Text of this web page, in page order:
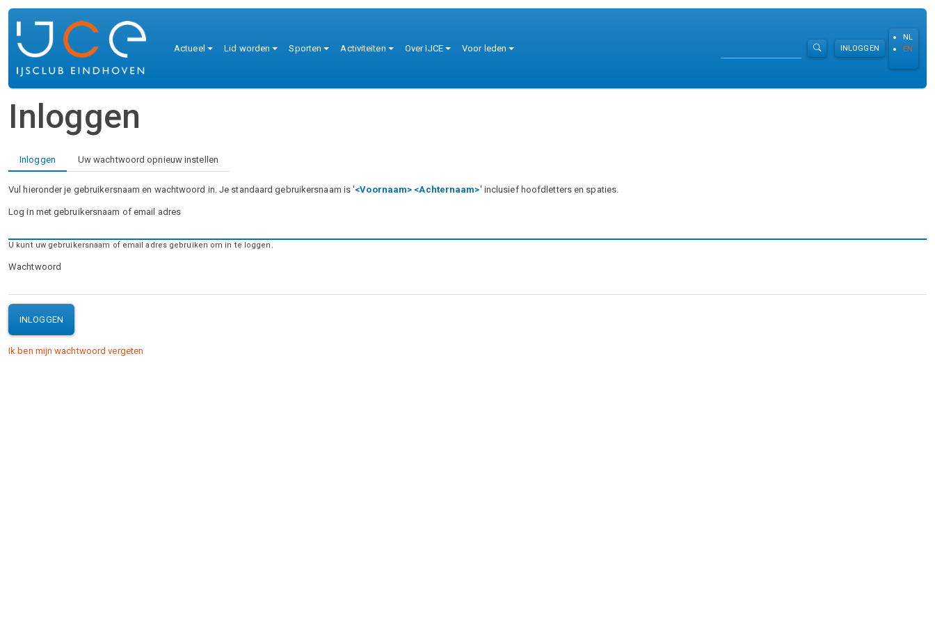
Overslaan en naar de inhoud gaan
Hoofdnavigatie
Actueel Lid worden Sporten Activiteiten Over IJCE Voor leden INLOGGEN
NL
EN
Inloggen
Primaire tabs
Inloggen Uw wachtwoord opnieuw instellen
Vul hieronder je gebruikersnaam en wachtwoord in. Je standaard gebruikersnaam is '<Voornaam> <Achternaam>' inclusief hoofdletters en spaties.
Log in met gebruikersnaam of email adres
U kunt uw gebruikersnaam of email adres gebruiken om in te loggen.
Wachtwoord
INLOGGEN
Ik ben mijn wachtwoord vergeten